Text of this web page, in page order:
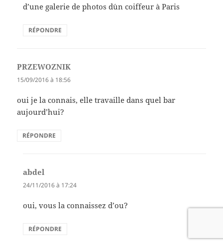
d’une galerie de photos d´un coiffeur à Paris
RÉPONDRE
PRZEWOZNIK
15/09/2016 à 18:56
oui je la connais, elle travaille dans quel bar
aujourd’hui?
RÉPONDRE
abdel
24/11/2016 à 17:24
oui, vous la connaissez d’ou?
RÉPONDRE